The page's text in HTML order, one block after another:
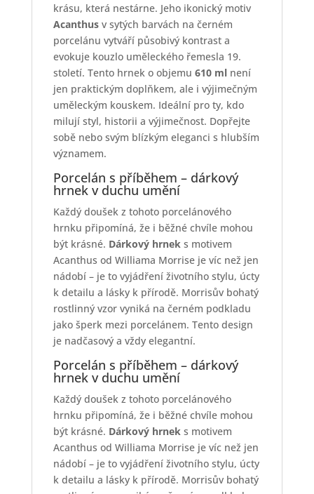
krásu, která nestárne. Jeho ikonický motiv
Acanthusv sytých barvách na černém
porcelánu vytváří působivý kontrast a
evokuje kouzlo uměleckého řemesla 19.
století. Tento hrnek o objemu 610 mlnení
jen praktickým doplňkem, ale i výjimečným
uměleckým kouskem. Ideální pro ty, kdo
milují styl, historii a výjimečnost. Dopřejte
sobě nebo svým blízkým eleganci s hlubším
významem.
Porcelán s příběhem – dárkový
hrnek v duchu umění
Každý doušek z tohoto porcelánového
hrnku připomíná, že i běžné chvíle mohou
být krásné. Dárkový hrneks motivem
Acanthus od Williama Morrise je víc než jen
nádobí – je to vyjádření životního stylu, úcty
k detailu a lásky k přírodě. Morrisův bohatý
rostlinný vzor vyniká na černém podkladu
jako šperk mezi porcelánem. Tento design
je nadčasový a vždy elegantní.
Porcelán s příběhem – dárkový
hrnek v duchu umění
Každý doušek z tohoto porcelánového
hrnku připomíná, že i běžné chvíle mohou
být krásné. Dárkový hrneks motivem
Acanthus od Williama Morrise je víc než jen
nádobí – je to vyjádření životního stylu, úcty
k detailu a lásky k přírodě. Morrisův bohatý